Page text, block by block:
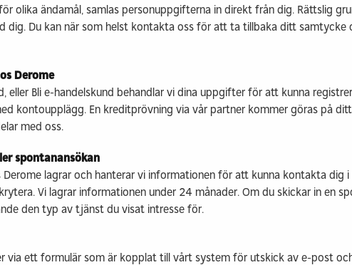
olika ändamål, samlas personuppgifterna in direkt från dig. Rättslig
dig. Du kan när som helst kontakta oss för att ta tillbaka ditt
Derome
eller Bli e-handelskund behandlar vi dina uppgifter för att kunna
kontoupplägg. En kreditprövning via vår partner kommer göras på
med oss.
spontanansökan
lagrar och hanterar vi informationen för att kunna kontakta
Vi lagrar informationen under 24 månader. Om du skickar in en
den typ av tjänst du visat intresse för.
via ett formulär som är kopplat till vårt system för utskick av e-post